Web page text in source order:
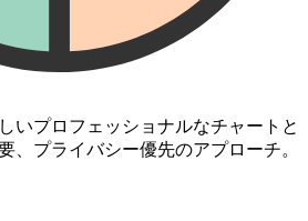
いプロフェッショナルなチャートと
、プライバシー優先のアプローチ。